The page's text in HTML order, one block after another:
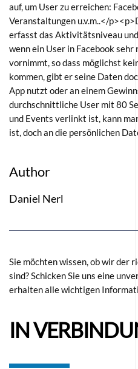
auf, um User zu erreichen:
Veranstaltungen u.v.m..</
erfasst das Aktivitätsniveau
wenn ein User in Facebook
vornimmt, so dass möglichst
kommen, gibt er seine Daten
App nutzt oder an einem
durchschnittliche User mit 80
und Events verlinkt ist, kann
ist, doch an die persönlichen
Author
Daniel Nerl
Sie möchten wissen, ob wir der
sind? Schicken Sie uns eine
erhalten alle wichtigen
IN